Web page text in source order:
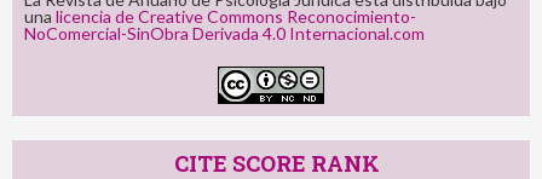
una licencia de Creative Commons Reconocimiento-
NoComercial-SinObra Derivada 4.0 Internacional.com
CITE SCORE RANK